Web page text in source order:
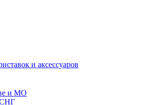
и аксессуаров
и МО
СНГ